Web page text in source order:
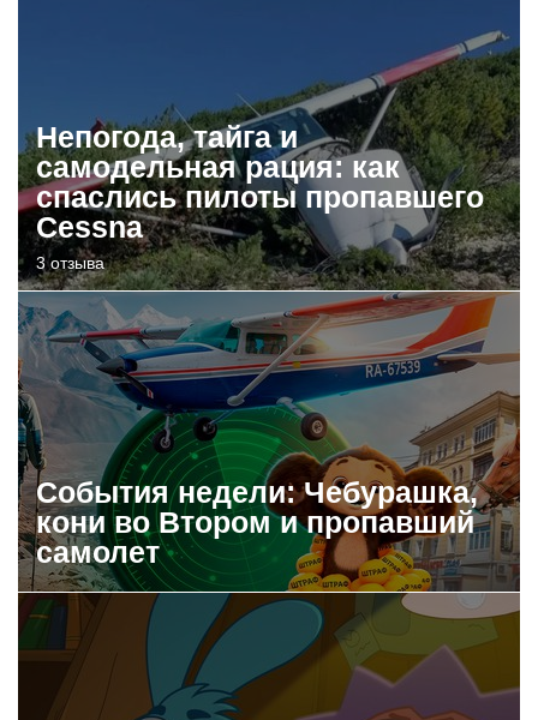
Непогода, тайга и
самодельная рация: как
спаслись пилоты пропавшего
Cessna
3 отзыва
События недели: Чебурашка,
кони во Втором и пропавший
самолет